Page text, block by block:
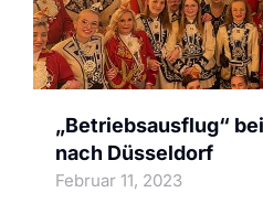
„Betriebsausflug“
nach Düsseldorf
Februar 11, 2023